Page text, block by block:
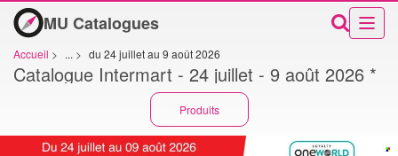
MU Catalogues
Accueil > ... > du 24 juillet au 9 août 2026
Catalogue Intermart - 24 juillet - 9 août 2026 *
Produits